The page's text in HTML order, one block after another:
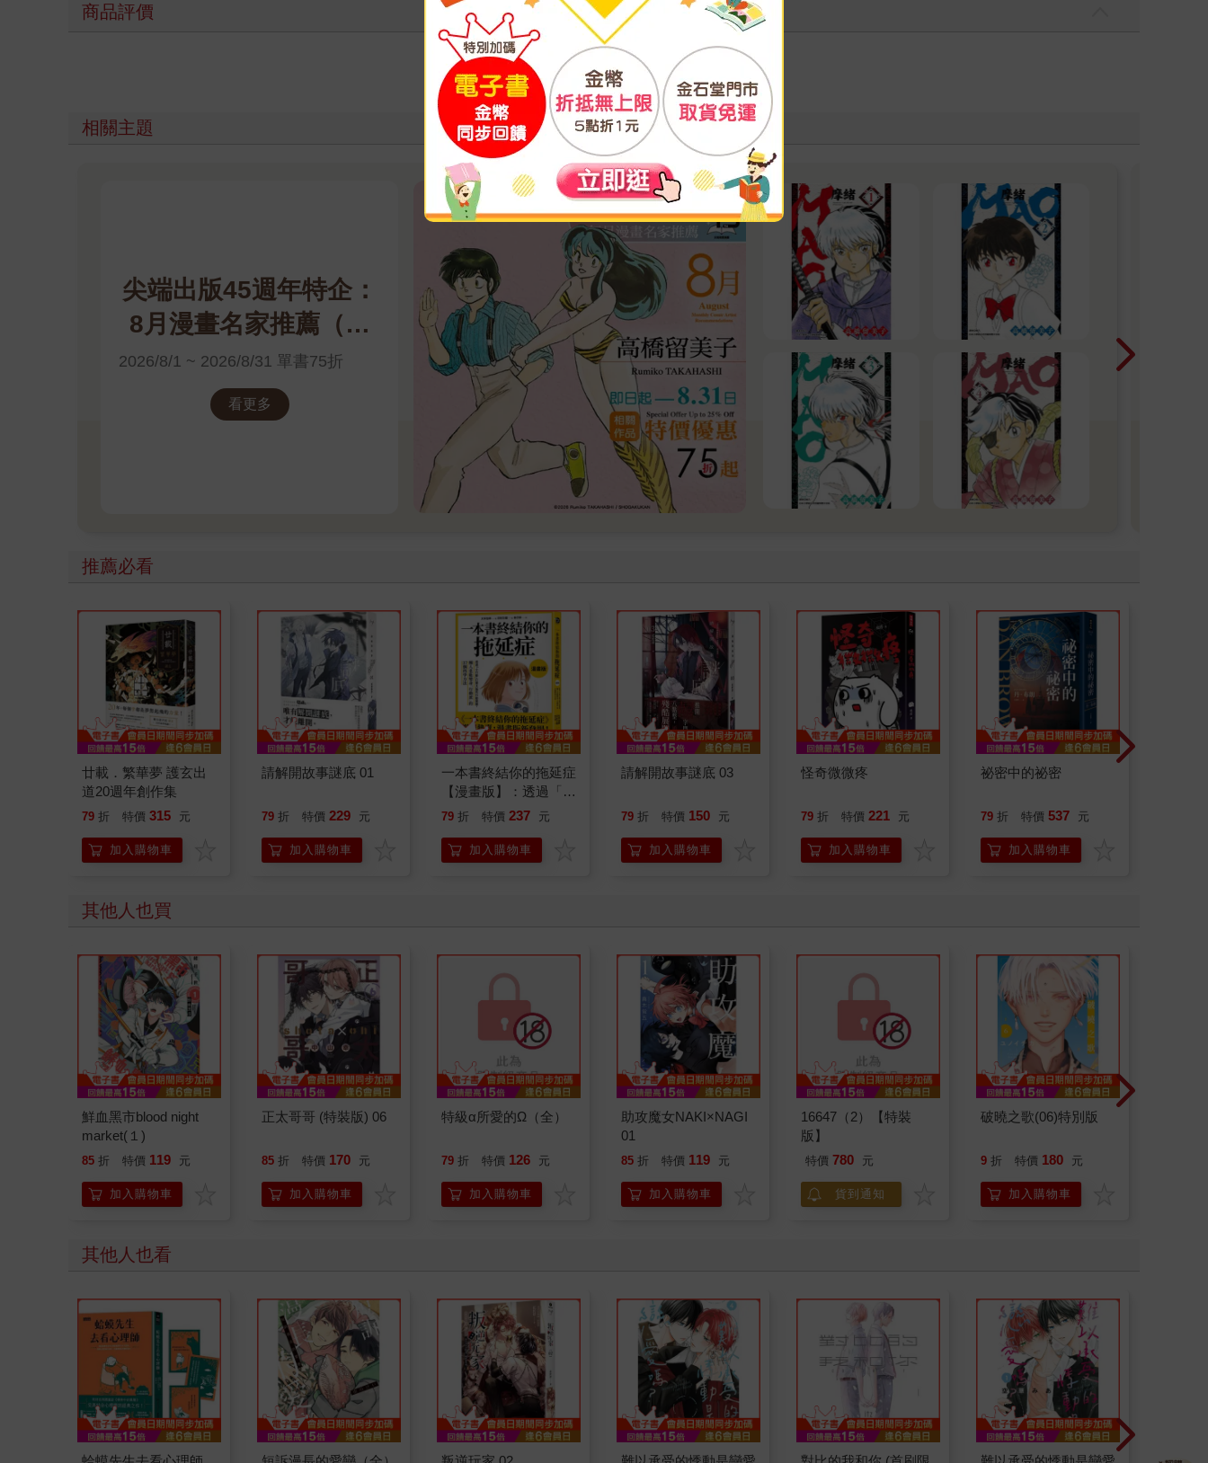
商品評價
寫評價
相關主題
尖端出版45週年特企：
8月漫畫名家推薦（高
橋留美子）電子書展
2026/8/1 ~ 2026/8/31 單書75折
看更多
推薦必看
廿載．繁華夢 護玄出
道20週年創作集
79 折 特價 315 元
加入購物車
請解開故事謎底 01
79 折 特價 229 元
加入購物車
一本書終結你的拖延症
【漫畫版】：透過「小
行動」打開大腦的行動
「行動派」的37個科
學方法
79 折 特價 237 元
加入購物車
請解開故事謎底 03
79 折 特價 150 元
加入購物車
怪奇微微疼
79 折 特價 221 元
加入購物車
祕密中的祕密
79 折 特價 537 元
加入購物車
其他人也買
鮮血黑市blood night
market(１)
85 折 特價 119 元
加入購物車
正太哥哥 (特裝版) 06
85 折 特價 170 元
加入購物車
特級α所愛的Ω（全）
79 折 特價 126 元
加入購物車
助攻魔女NAKI×NAGI
01
85 折 特價 119 元
加入購物車
16647（2）【特裝
版】
特價 780 元
貨到通知
破曉之歌(06)特別版
9 折 特價 180 元
加入購物車
其他人也看